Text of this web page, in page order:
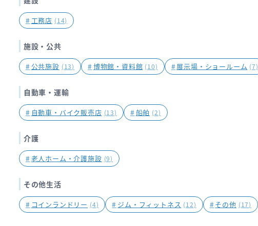
# 工務店 (14)
施設・公共
# 公共施設 (13) #博物館・資料館 (10) #展示場・ショールーム (7)
自動車・運輸
# 自動車・バイク販売店 (13) #船舶 (2)
介護
#老人ホーム・介護施設 (9)
その他生活
# コインランドリー (4) # ジム・フィットネス (12) #その他 (17)